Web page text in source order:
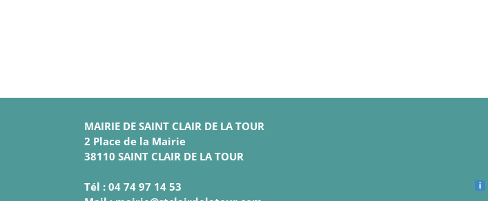
MAIRIE DE SAINT CLAIR DE LA TOUR
2 Place de la Mairie
38110 SAINT CLAIR DE LA TOUR
Tél : 04 74 97 14 53